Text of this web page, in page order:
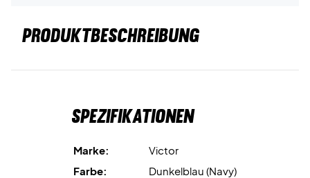
PRODUKTBESCHREIBUNG
Spezifikationen
Marke:
Victor
Farbe:
Dunkelblau (Navy)